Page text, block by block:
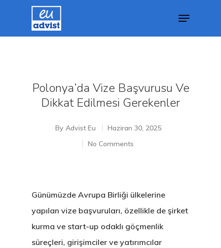
Polonya’da Vize Başvurusu Ve
Dikkat Edilmesi Gerekenler
By Advist Eu
Haziran 30, 2025
No Comments
Günümüzde Avrupa Birliği ülkelerine
yapılan vize başvuruları, özellikle de şirket
kurma ve start-up odaklı göçmenlik
süreçleri, girişimciler ve yatırımcılar